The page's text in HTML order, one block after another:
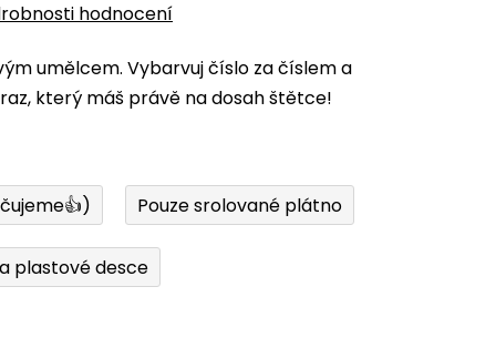
hodnocení
umělcem. Vybarvuj číslo za číslem a
který máš právě na dosah štětce!
Pouze srolované plátno
plastové desce